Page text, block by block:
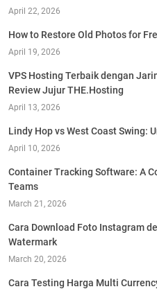
April 22, 2026
How to Restore Old Photos for
April 19, 2026
VPS Hosting Terbaik dengan
Review Jujur THE.Hosting
April 13, 2026
Lindy Hop vs West Coast Swing:
April 10, 2026
Container Tracking Software: A
Teams
March 21, 2026
Cara Download Foto Instagram
Watermark
March 20, 2026
Cara Testing Harga Multi